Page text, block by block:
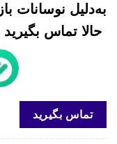
به‌دلیل نوسانات
حالا تماس
تماس بگیرید